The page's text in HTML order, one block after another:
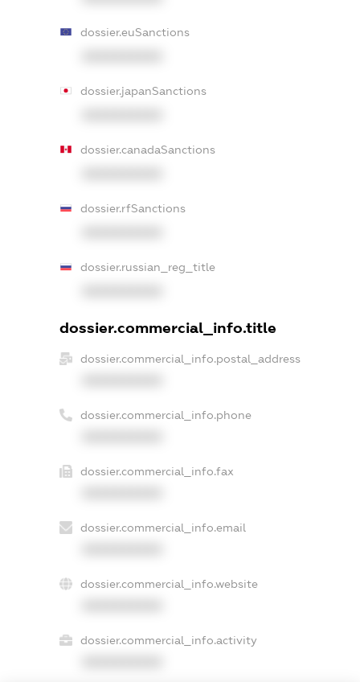
dossier.euSanctions
dossier.japanSanctions
dossier.canadaSanctions
dossier.rfSanctions
dossier.russian_reg_title
dossier.commercial_info.title
dossier.commercial_info.postal_address
dossier.commercial_info.phone
dossier.commercial_info.fax
dossier.commercial_info.email
dossier.commercial_info.website
dossier.commercial_info.activity